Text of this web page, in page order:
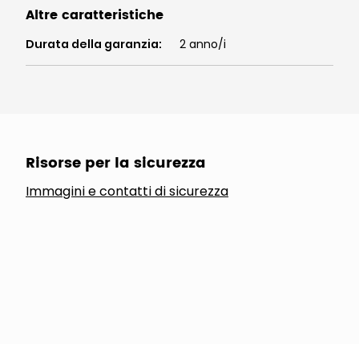
Altre caratteristiche
Risorse per la sicurezza